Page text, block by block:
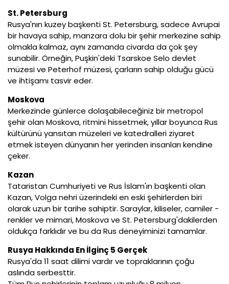
St. Petersburg
Rusya'nın kuzey başkenti St. Petersburg, sadece Avrupai
bir havaya sahip, manzara dolu bir şehir merkezine sahip
olmakla kalmaz, aynı zamanda civarda da çok şey
sunabilir. Örneğin, Puşkin'deki Tsarskoe Selo devlet
müzesi ve Peterhof müzesi, çarların sahip olduğu gücü
ve ihtişamı tasvir eder.
Moskova
Merkezinde günlerce dolaşabileceğiniz bir metropol
şehir olan Moskova, ritmini hissetmek, yıllar boyunca Rus
kültürünü yansıtan müzeleri ve katedralleri ziyaret
etmek isteyen dünyanın her yerinden insanları kendine
çeker.
Kazan
Tataristan Cumhuriyeti ve Rus İslam'ın başkenti olan
Kazan, Volga nehri üzerindeki en eski şehirlerden biri
olarak uzun bir tarihe sahiptir. Saraylar, kiliseler, camiler -
renkler ve mimari, Moskova ve St. Petersburg'dakilerden
oldukça farklıdır ve bu da Rus deneyiminizi tamamlar.
Rusya Hakkında En İlginç 5 Gerçek
Rusya'da 11 saat dilimi vardır ve topraklarının çoğu
aslında serbesttir.